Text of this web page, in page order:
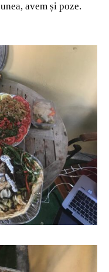
avem și poze.